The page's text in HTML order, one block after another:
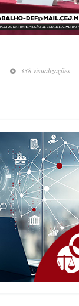
338 visualizações